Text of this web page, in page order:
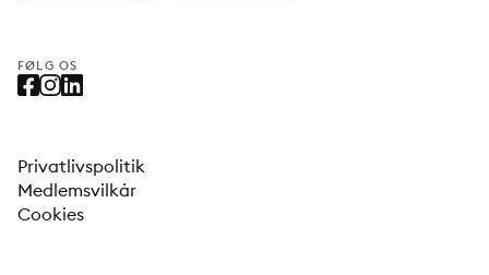
FØLG OS
Privatlivspolitik
Medlemsvilkår
Cookies